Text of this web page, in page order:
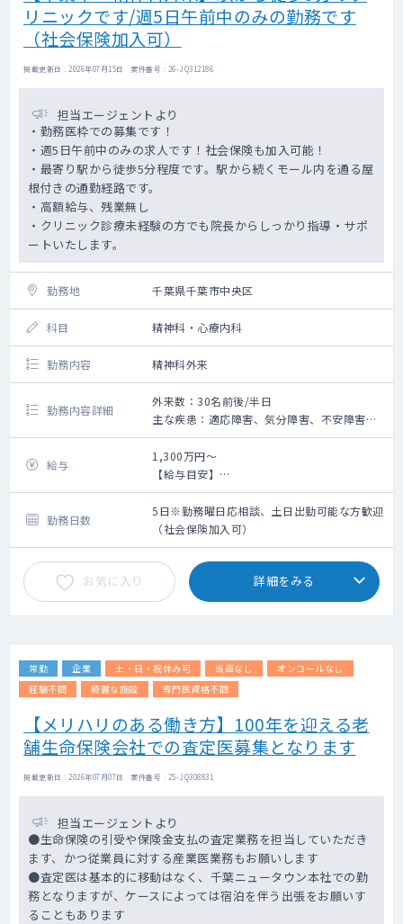
づらさ」に目を向け、
多職種と連携してそれらを少しでも軽くでき
るクリニックを目指しています。
リニックです/週5日午前中のみの勤務です
（社会保険加入可）
掲載更新日 : 2026年07月15日 案件番号 : 26-JQ312186
担当エージェントより
・勤務医枠での募集です！
・週5日午前中のみの求人です！社会保険も加入可能！
・最寄り駅から徒歩5分程度です。駅から続くモール内を通る屋
根付きの通勤経路です。
・高額給与、残業無し
・クリニック診療未経験の方でも院長からしっかり指導・サポ
ートいたします。
勤務地 千葉県千葉市中央区
科目 精神科・心療内科
勤務内容 精神科外来
勤務内容詳細
外来数：30名前後/半日
主な疾患：適応障害、気分障害、不安障害、
発達障害 ※場所柄、会社員のうつ病等が多い
です。
外来患者数(半日あたり)：30名前後/日、5名/
コマ(30分）
外来初診人数：1～3名/半日程度
体 制：1-3診体制
設 備：電子カルテ ※カルテ入力クラーク無
し
体 制：常勤1名/非常勤2名（クリニック全
体）
若い方からご高齢の方まで幅広い患者さんが
来院されます。
障害やPTSDといった患者さんの抱える「生き
づらさ」に目を向け、
多職種と連携してそれらを少しでも軽くでき
るクリニックを目指しています。
給与
1,300万円～
【給与目安】
週5日、1日5時間の場合：年収1300万円〜
9:30〜14:30 (休憩なし）
※ただし平均週に1~2回、上記以外の時間に
開催するカンファレンス等への出席がありま
す
勤務日数
5日※勤務曜日応相談、土日出勤可能な方歓迎
（社会保険加入可）
お気に入り 詳細をみる
常勤 企業 土・日・祝休み可 当直なし
オンコールなし
経験不問
綺麗な施設 専門医資格不問
【メリハリのある働き方】100年を迎える老
舗生命保険会社での査定医募集となります
掲載更新日 : 2026年07月07日 案件番号 : 25-JQ308831
担当エージェントより
●生命保険の引受や保険金支払の査定業務を担当していただき
ます、かつ従業員に対する産業医業務もお願いします
●査定医は基本的に移動はなく、千葉ニュータウン本社での勤
務となりますが、ケースによっては宿泊を伴う出張をお願いす
ることもあります